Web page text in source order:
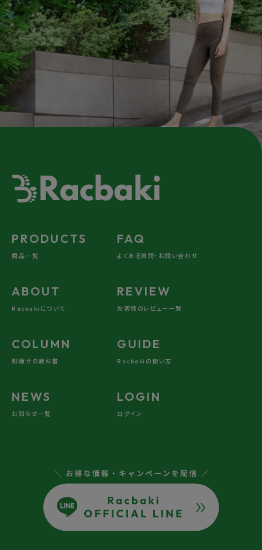
ラクバキは4足愛用しています。
ニットブーツは本当に歩きやすくて、矯正
されている感ゼロ。なのに脱いだあとは
ちゃんと土踏まずができている感があり
ます！✨
ニットブーツ ブラック
つま先が広めに作られているため、足指
が圧迫されず、長時間歩いても快適です。
ブラック/ブラック
Point.04
スポーティすぎない
"大人のスニーカーブーツ"
PRODUCTS
商品一覧
FAQ
よくある質問・お問い合わせ
ABOUT
Racbakiについて
REVIEW
お客様のレビュー一覧
COLUMN
脚痩せの教科書
GUIDE
Racbakiの使い方
NEWS
お知らせ一覧
LOGIN
ログイン